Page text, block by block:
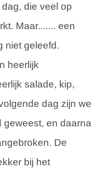
die veel op
Maar....... een
niet geleefd.
heerlijk
salade, kip,
dag zijn we
geweest, en daarna
De
bij het